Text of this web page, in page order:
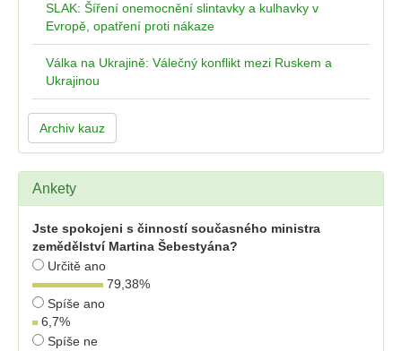
SLAK: Šíření onemocnění slintavky a kulhavky v
Evropě, opatření proti nákaze
Válka na Ukrajině: Válečný konflikt mezi Ruskem a
Ukrajinou
Archiv kauz
Ankety
Jste spokojeni s činností současného ministra
zemědělství Martina Šebestyána?
Určitě ano
79,38%
Spíše ano
6,7%
Spíše ne